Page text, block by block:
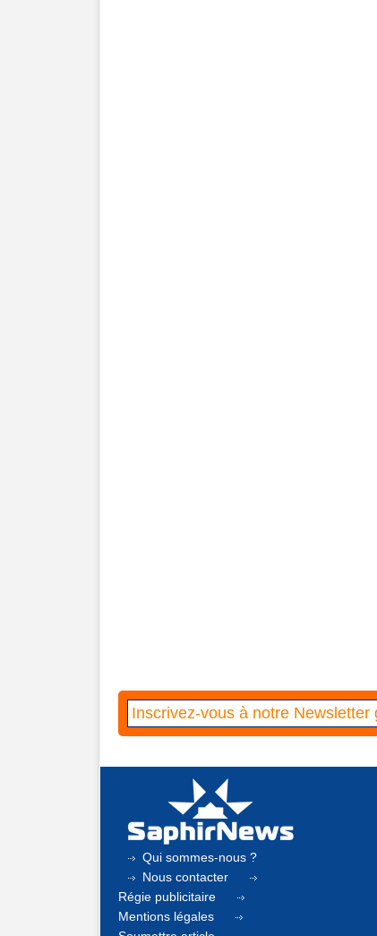
Qui sommes-nous ?
Nous contacter
Régie publicitaire
Mentions légales